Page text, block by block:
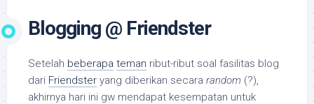
Blogging @ Friendster
Setelah beberapa teman ribut-ribut soal fasilitas blog
dari Friendster yang diberikan secara random (?),
akhirnya hari ini gw mendapat kesempatan untuk